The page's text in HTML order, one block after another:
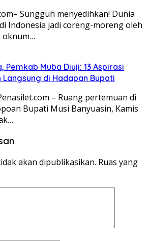
Sungguh menyedihkan! Dunia
Indonesia jadi coreng-moreng oleh
oknum…
Pemkab Muba Diuji: 13 Aspirasi
di Hadapan Bupati
– Ruang pertemuan di
Bupati Musi Banyuasin, Kamis
akan dipublikasikan. Ruas yang